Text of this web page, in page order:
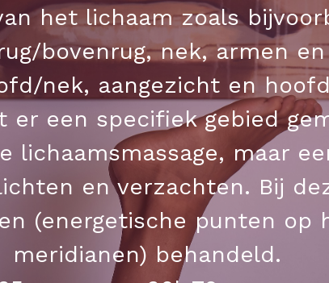
het lichaam zoals
bovenrug, nek, armen
nek, aangezicht en
er een specifiek gebied
lichaamsmassage, maar
en verzachten. Bij
(energetische punten op
meridianen) behandeld.